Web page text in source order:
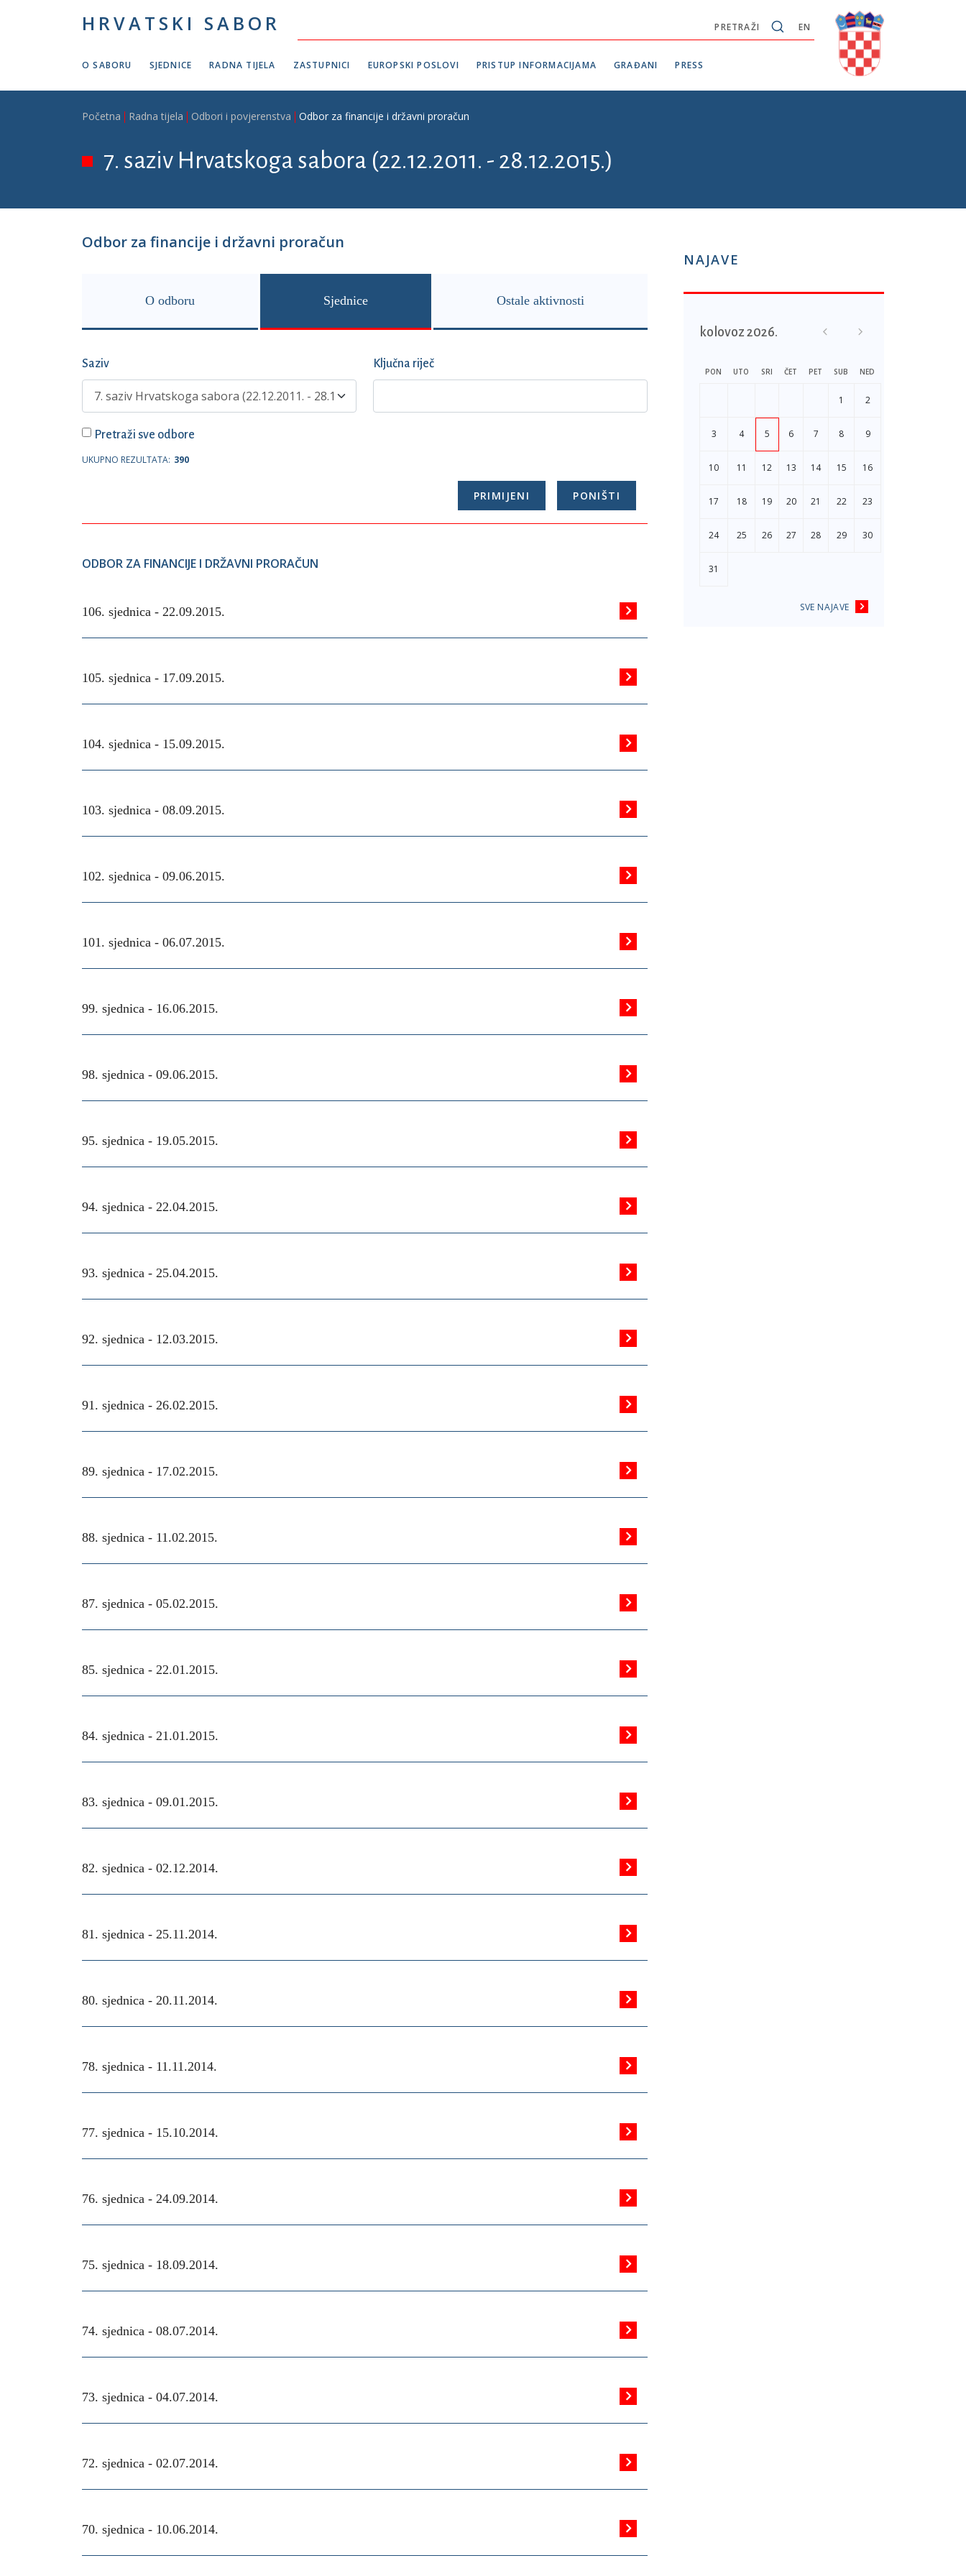
HRVATSKI SABOR EN
PRETRAŽI
O SABORU SJEDNICE RADNA TIJELA ZASTUPNICI EUROPSKI POSLOVI PRISTUP INFORMACIJAMA GRAĐANI PRESS
Breadcrumb
Početna Radna tijela Odbori i povjerenstva Odbor za financije i državni proračun
7. saziv Hrvatskoga sabora (22.12.2011. - 28.12.2015.)
Odbor za financije i državni proračun
O odboru Sjednice Ostale aktivnosti
Saziv Ključna riječ
Pretraži sve odbore
UKUPNO REZULTATA: 390
ODBOR ZA FINANCIJE I DRŽAVNI PRORAČUN
106. sjednica - 22.09.2015.
105. sjednica - 17.09.2015.
104. sjednica - 15.09.2015.
103. sjednica - 08.09.2015.
102. sjednica - 09.06.2015.
101. sjednica - 06.07.2015.
99. sjednica - 16.06.2015.
98. sjednica - 09.06.2015.
95. sjednica - 19.05.2015.
94. sjednica - 22.04.2015.
93. sjednica - 25.04.2015.
92. sjednica - 12.03.2015.
91. sjednica - 26.02.2015.
89. sjednica - 17.02.2015.
88. sjednica - 11.02.2015.
87. sjednica - 05.02.2015.
85. sjednica - 22.01.2015.
84. sjednica - 21.01.2015.
83. sjednica - 09.01.2015.
82. sjednica - 02.12.2014.
81. sjednica - 25.11.2014.
80. sjednica - 20.11.2014.
78. sjednica - 11.11.2014.
77. sjednica - 15.10.2014.
76. sjednica - 24.09.2014.
75. sjednica - 18.09.2014.
74. sjednica - 08.07.2014.
73. sjednica - 04.07.2014.
72. sjednica - 02.07.2014.
70. sjednica - 10.06.2014.
NAJAVE
kolovoz 2026.
PON UTO SRI ČET PET SUB NED
1 2
3 4 5 6 7 8 9
10 11 12 13 14 15 16
17 18 19 20 21 22 23
24 25 26 27 28 29 30
31
SVE NAJAVE